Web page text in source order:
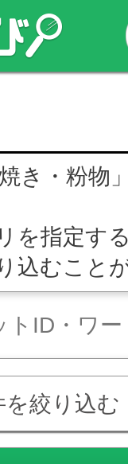
き・粉物
を指定す
込むこと
を絞り込む